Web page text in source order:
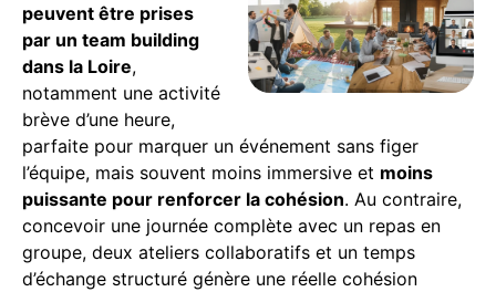
peuvent être prises
par un team building
dans la Loire,
notamment une activité
brève d’une heure,
parfaite pour marquer un événement sans figer
l’équipe, mais souvent moins immersive et moins
puissante pour renforcer la cohésion. Au contraire,
concevoir une journée complète avec un repas en
groupe, deux ateliers collaboratifs et un temps
d’échange structuré génère une réelle cohésion